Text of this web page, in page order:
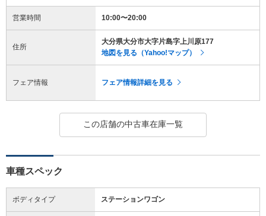
営業時間 10:00〜20:00
住所
大分県大分市大字片島字上川原177
地図を見る（Yahoo!マップ）
フェア情報 フェア情報詳細を見る
この店舗の中古車在庫一覧
車種スペック
ボディタイプ ステーションワゴン